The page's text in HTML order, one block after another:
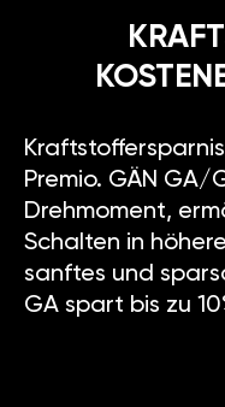
Premio. GÄN GA/
Drehmoment,
Schalten in
sanftes und
GA spart bis zu